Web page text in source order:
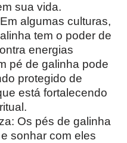
sua vida.
algumas culturas,
tem o poder de
energias
pé de galinha pode
protegido de
está fortalecendo
Os pés de galinha
sonhar com eles